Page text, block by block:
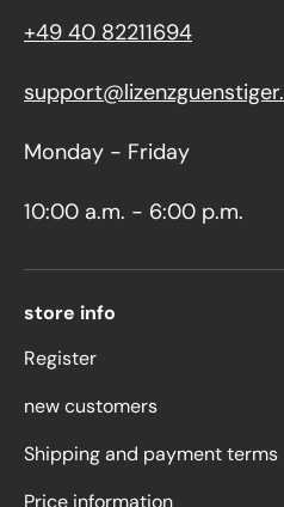
+49 40 82211694
Monday - Friday
10:00 a.m. - 6:00 p.m.
store info
Register
new customers
Shipping and payment terms
Price information